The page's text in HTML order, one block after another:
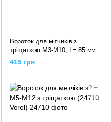
Вороток для мітчиків з
тріщаткою M3-M10, L= 85 мм,
YT-2989 YATO
415 грн